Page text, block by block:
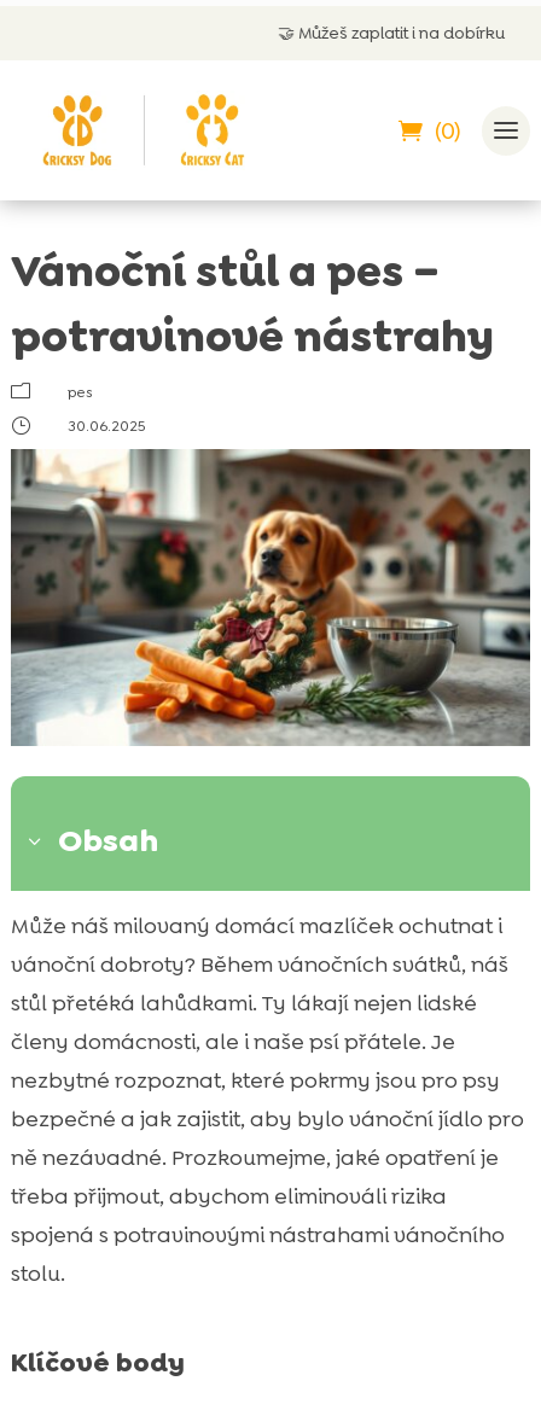
Můžeš zaplatit i na dobírku
(0)
Vánoční stůl a pes –
potravinové nástrahy
m
pes
}
30.06.2025
3 Obsah
 Úvod k vánočnímu jídlu pro psy
 Proč je důležité dbát na to, co pes jí během
Vánoc
Bezpečné vánoční jídlo pro psa
Jaké potraviny jsou pro psy nebezpečné
Čokoláda a další sladkosti: Proč jsou
nebezpečné
Vařená a pečená masa: Co je vhodné a co
ne
 Alkohol a psi: Udržujte je odděleně

 Tipy na zdravé a chutné pamlsky
Může náš milovaný domácí mazlíček ochutnat i
vánoční dobroty? Během vánočních svátků, náš
stůl přetéká lahůdkami. Ty lákají nejen lidské
členy domácnosti, ale i naše psí přátele. Je
nezbytné rozpoznat, které pokrmy jsou pro psy
bezpečné a jak zajistit, aby bylo vánoční jídlo pro
ně nezávadné. Prozkoumejme, jaké opatření je
třeba přijmout, abychom eliminováli rizika
spojená s potravinovými nástrahami vánočního
stolu.
Klíčové body